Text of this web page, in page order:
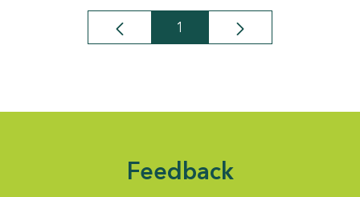
Seite
1
Feedback